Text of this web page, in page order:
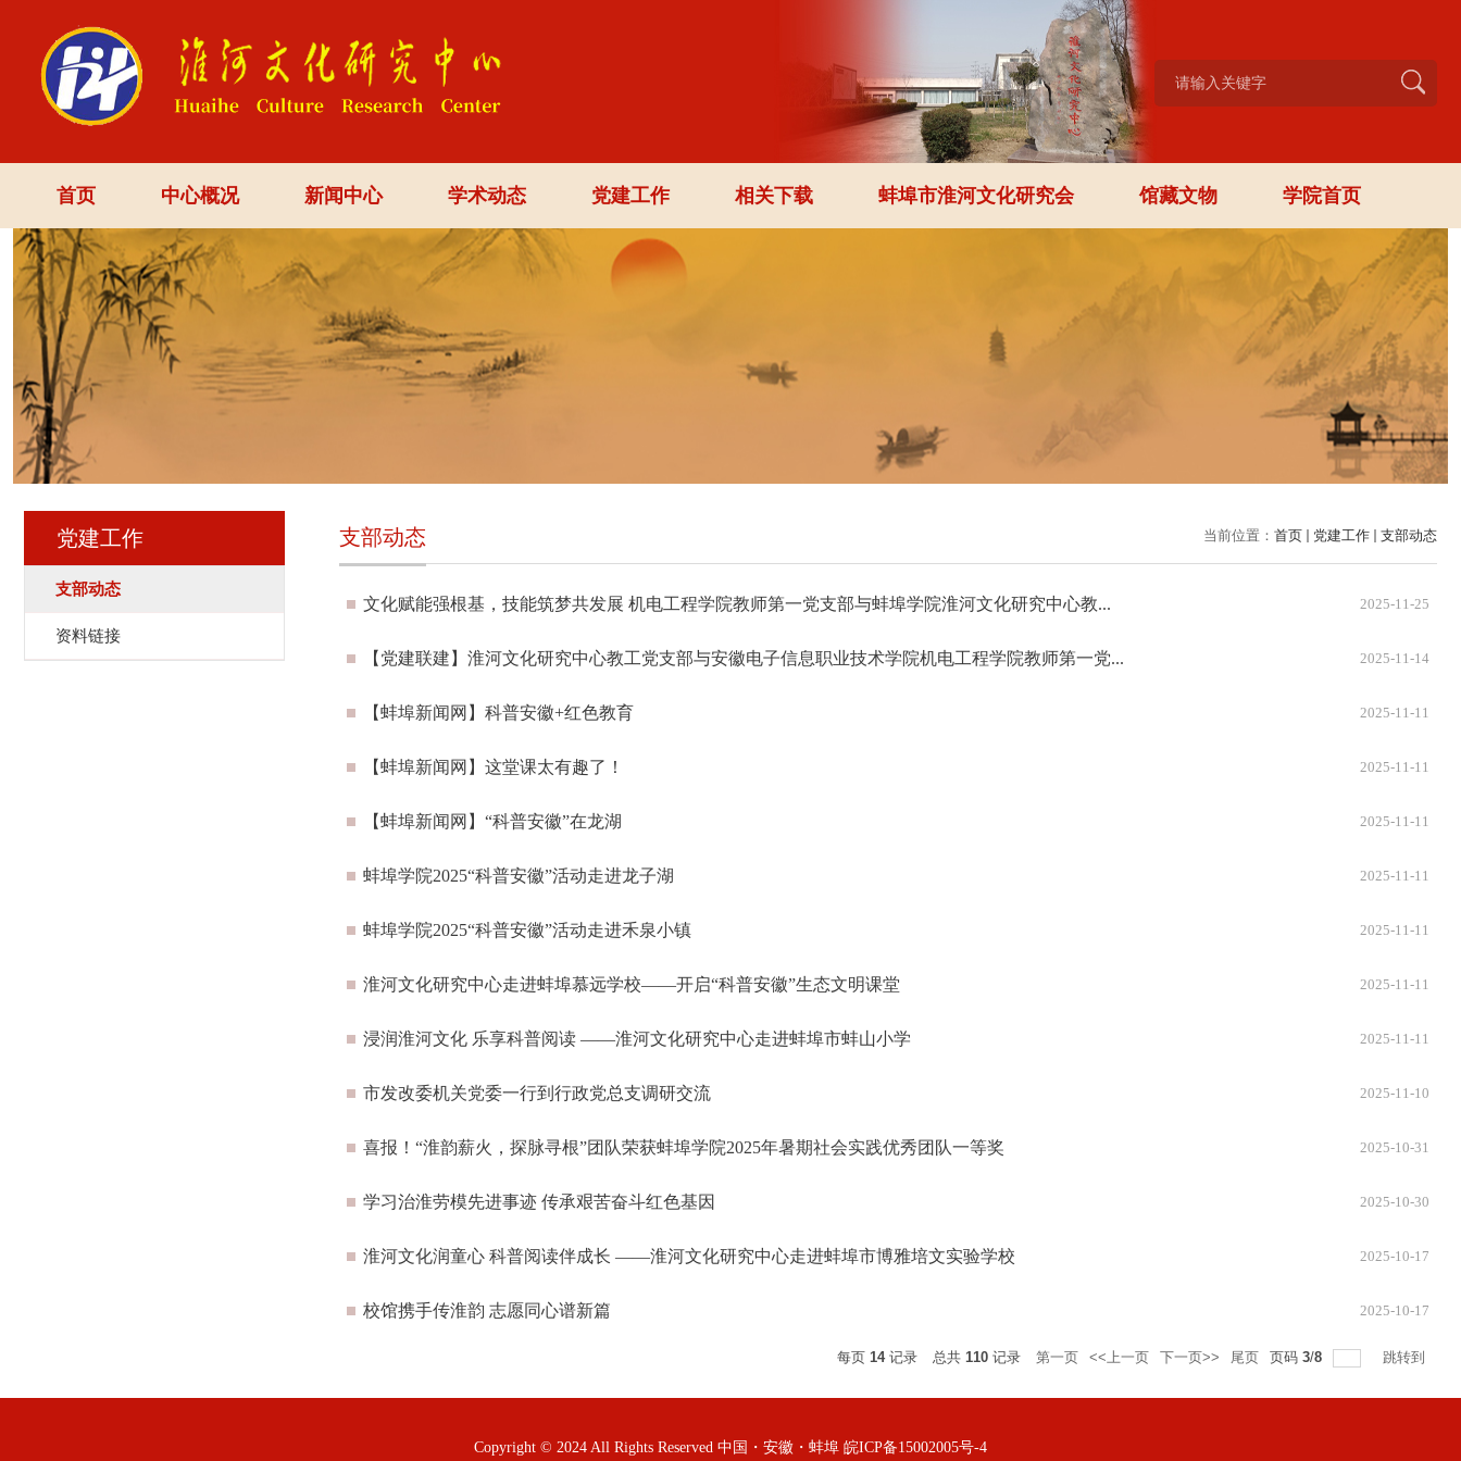
首页 中心概况 新闻中心 学术动态 党建工作 相关下载 蚌埠市淮河文化研究会 馆藏文物 学院首页
党建工作
支部动态
资料链接
当前位置： 首页 党建工作 支部动态
支部动态
文化赋能强根基，技能筑梦共发展 机电工程学院教师第一党支部与蚌埠学院淮河文化研究中心教... 2025-11-25
【党建联建】淮河文化研究中心教工党支部与安徽电子信息职业技术学院机电工程学院教师第一党... 2025-11-14
【蚌埠新闻网】科普安徽+红色教育 2025-11-11
【蚌埠新闻网】这堂课太有趣了！ 2025-11-11
【蚌埠新闻网】“科普安徽”在龙湖 2025-11-11
蚌埠学院2025“科普安徽”活动走进龙子湖 2025-11-11
蚌埠学院2025“科普安徽”活动走进禾泉小镇 2025-11-11
淮河文化研究中心走进蚌埠慕远学校——开启“科普安徽”生态文明课堂 2025-11-11
浸润淮河文化 乐享科普阅读 ——淮河文化研究中心走进蚌埠市蚌山小学 2025-11-11
市发改委机关党委一行到行政党总支调研交流 2025-11-10
喜报！“淮韵薪火，探脉寻根”团队荣获蚌埠学院2025年暑期社会实践优秀团队一等奖 2025-10-31
学习治淮劳模先进事迹 传承艰苦奋斗红色基因 2025-10-30
淮河文化润童心 科普阅读伴成长 ——淮河文化研究中心走进蚌埠市博雅培文实验学校 2025-10-17
校馆携手传淮韵 志愿同心谱新篇 2025-10-17
每页 14记录 总共 110 记录 第一页 <<上一页 下一页>> 尾页 页码 3/8 跳转到
Copyright © 2024 All Rights Reserved 中国・安徽・蚌埠 皖ICP备15002005号-4